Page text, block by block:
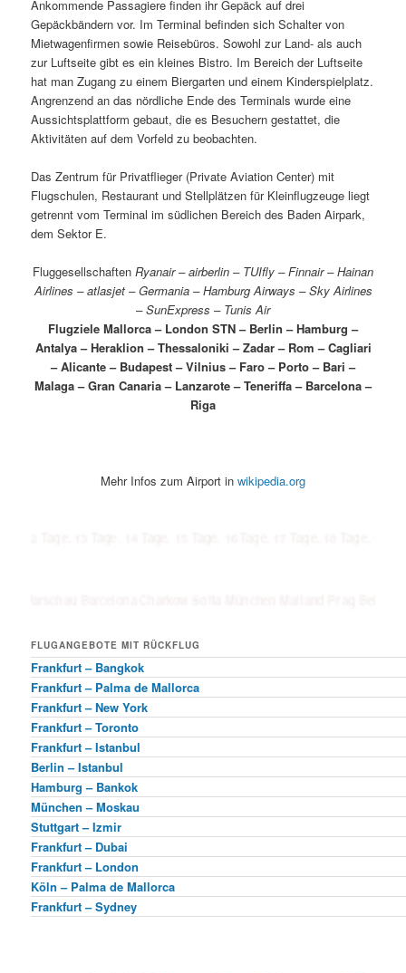
Ankommende Passagiere finden ihr Gepäck auf drei
Gepäckbändern vor. Im Terminal befinden sich Schalter von
Mietwagenfirmen sowie Reisebüros. Sowohl zur Land- als auch
zur Luftseite gibt es ein kleines Bistro. Im Bereich der Luftseite
hat man Zugang zu einem Biergarten und einem Kinderspielplatz.
Angrenzend an das nördliche Ende des Terminals wurde eine
Aussichtsplattform gebaut, die es Besuchern gestattet, die
Aktivitäten auf dem Vorfeld zu beobachten.
Das Zentrum für Privatflieger (Private Aviation Center) mit
Flugschulen, Restaurant und Stellplätzen für Kleinflugzeuge liegt
getrennt vom Terminal im südlichen Bereich des Baden Airpark,
dem Sektor E.
Fluggesellschaften Ryanair – airberlin – TUIfly – Finnair – Hainan
Airlines – atlasjet – Germania – Hamburg Airways – Sky Airlines
– SunExpress – Tunis Air
Flugziele Mallorca – London STN – Berlin – Hamburg –
Antalya – Heraklion – Thessaloniki – Zadar – Rom – Cagliari
– Alicante – Budapest – Vilnius – Faro – Porto – Bari –
Malaga – Gran Canaria – Lanzarote – Teneriffa – Barcelona –
Riga
Mehr Infos zum Airport in wikipedia.org
FLUGANGEBOTE MIT RÜCKFLUG
Frankfurt – Bangkok
Frankfurt – Palma de Mallorca
Frankfurt – New York
Frankfurt – Toronto
Frankfurt – Istanbul
Berlin – Istanbul
Hamburg – Bankok
München – Moskau
Stuttgart – Izmir
Frankfurt – Dubai
Frankfurt – London
Köln – Palma de Mallorca
Frankfurt – Sydney